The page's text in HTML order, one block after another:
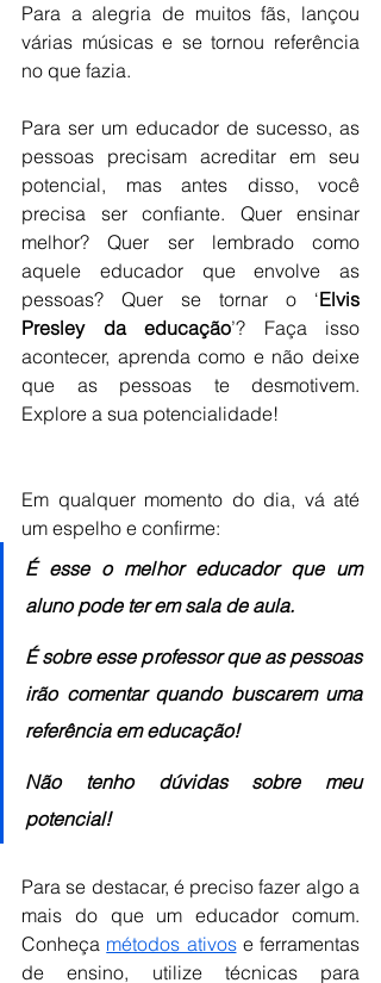
Para a alegria de muitos fãs, lançou
várias músicas e se tornou referência
no que fazia.
Para ser um educador de sucesso, as
pessoas precisam acreditar em seu
potencial, mas antes disso, você
precisa ser confiante. Quer ensinar
melhor? Quer ser lembrado como
aquele educador que envolve as
pessoas? Quer se tornar o ‘Elvis
Presley da educação’? Faça isso
acontecer, aprenda como e não deixe
que as pessoas te desmotivem.
Explore a sua potencialidade!
Em qualquer momento do dia, vá até
um espelho e confirme:
É esse o melhor educador que um
aluno pode ter em sala de aula.
É sobre esse professor que as pessoas
irão comentar quando buscarem uma
referência em educação!
Não tenho dúvidas sobre meu
potencial!
Para se destacar, é preciso fazer algo a
mais do que um educador comum.
Conheça métodos ativos e ferramentas
de ensino, utilize técnicas para